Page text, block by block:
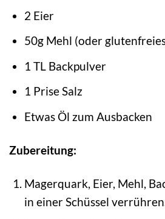
2 Eier
50g Mehl (oder
1 TL Backpulver
1 Prise Salz
Etwas Öl zum Ausbacken
Zubereitung:
Magerquark, Eier, Mehl,
in einer Schüssel